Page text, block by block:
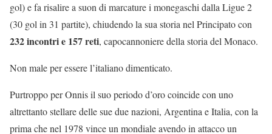
gol) e fa risalire a suon di marcature i monegaschi dalla Ligue 2
(30 gol in 31 partite), chiudendo la sua storia nel Principato con
232 incontri e 157 reti, capocannoniere della storia del Monaco.
Non male per essere l’italiano dimenticato.
Purtroppo per Onnis il suo periodo d’oro coincide con uno
altrettanto stellare delle sue due nazioni, Argentina e Italia, con la
prima che nel 1978 vince un mondiale avendo in attacco un